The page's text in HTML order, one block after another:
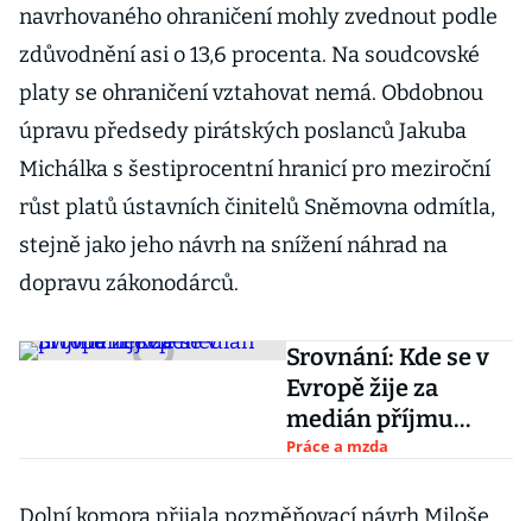
navrhovaného ohraničení mohly zvednout podle
zdůvodnění asi o 13,6 procenta. Na soudcovské
platy se ohraničení vztahovat nemá. Obdobnou
úpravu předsedy pirátských poslanců Jakuba
Michálka s šestiprocentní hranicí pro meziroční
růst platů ústavních činitelů Sněmovna odmítla,
stejně jako jeho návrh na snížení náhrad na
dopravu zákonodárců.
Srovnání: Kde se v
Evropě žije za
medián příjmu
nejlépe?
Práce a mzda